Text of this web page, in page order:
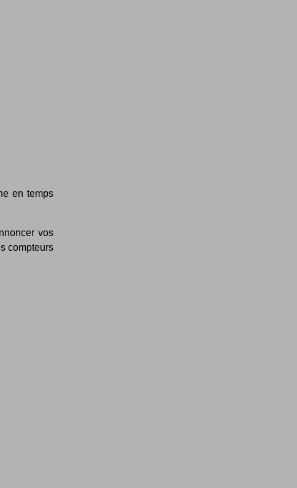
en temps
vos
compteurs